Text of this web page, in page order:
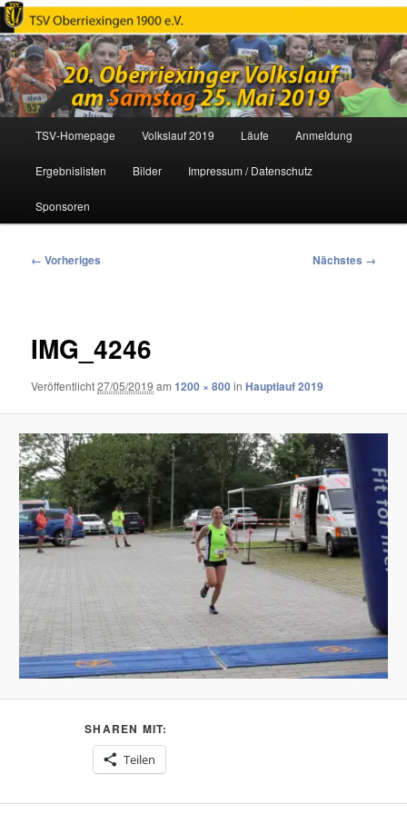
Oberriexinger Volkslauf
Zum
primären
Inhalt
springen
TSV-Homepage Volkslauf 2019 Läufe Anmeldung
Ergebnislisten Bilder Impressum / Datenschutz
Sponsoren
Bilder-
← Vorheriges Nächstes →
IMG_4246
Veröffentlicht27/05/2019 am1200 × 800inHauptlauf 2019
SHAREN MIT:
Teilen